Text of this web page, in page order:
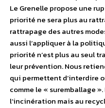
Le Grenelle propose une
priorité ne sera plus au
rattrapage des autres
aussi l’appliquer à la
priorité n’est plus au seul
leur prévention. Nous
qui permettent d’interdire
comme le « suremballage
l’incinération mais au